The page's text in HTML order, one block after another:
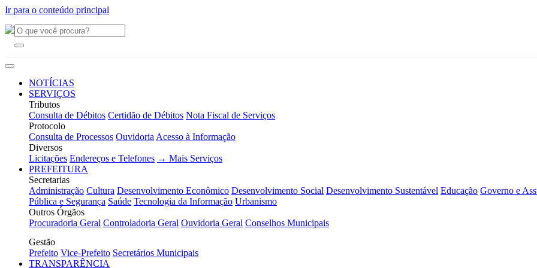
Ir para o conteúdo principal
NOTÍCIAS
SERVIÇOS
Tributos
Consulta de Débitos Certidão de Débitos Nota Fiscal de Serviços
Protocolo
Consulta de Processos Ouvidoria Acesso à Informação
Diversos
Licitações Endereços e Telefones → Mais Serviços
PREFEITURA
Secretarias
Administração Cultura Desenvolvimento Econômico Desenvolvimento Social Desenvolvimento Sustentável Educação Governo e
Pública e Segurança Saúde Tecnologia da Informação Urbanismo
Outros Órgãos
Procuradoria Geral Controladoria Geral Ouvidoria Geral Conselhos Municipais
Gestão
Prefeito Vice-Prefeito Secretários Municipais
TRANSPARÊNCIA